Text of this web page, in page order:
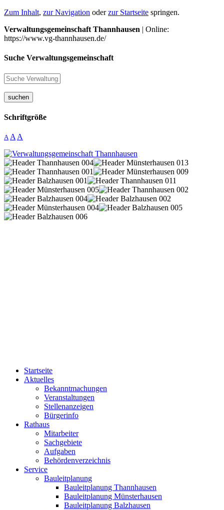
Zum Inhalt, zur Navigation oderzur Startseite springen.
Verwaltungsgemeinschaft Thannhausen | Online:
https://www.vg-thannhausen.de/
Suche Verwaltungsgemeinschaft
suchen
Schriftgröße
A A A
Startseite
Aktuelles
Bekanntmachungen
Veranstaltungen
Stellenanzeigen
Bürgerinfo
Rathaus
Mitarbeiter
Sachgebiete
Aufgaben
Behördenverzeichnis
Service
Bauleitplanung
Bauleitplanung Thannhausen
Bauleitplanung Münsterhausen
Bauleitplanung Balzhausen